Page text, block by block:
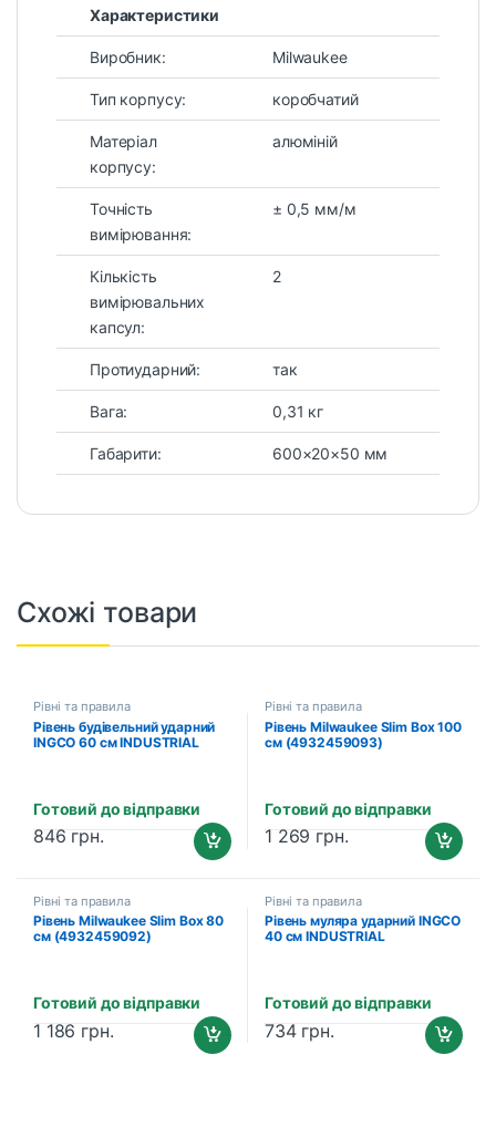
Характеристики
Виробник: Milwaukee
Тип корпусу: коробчатий
Матеріал
корпусу:
алюміній
Точність
вимірювання:
± 0,5 мм/м
Кількість
вимірювальних
капсул:
2
Протиударний: так
Вага: 0,31 кг
Габарити: 600×20×50 мм
Схожі товари
Рівні та правила
Рівень будівельний ударний
INGCO 60 см INDUSTRIAL
Готовий до відправки
846 грн.
Рівні та правила
Рівень Milwaukee Slim Box 100
см (4932459093)
Готовий до відправки
1 269 грн.
Рівні та правила
Рівень Milwaukee Slim Box 80
см (4932459092)
Готовий до відправки
1 186 грн.
Рівні та правила
Рівень муляра ударний INGCO
40 см INDUSTRIAL
Готовий до відправки
734 грн.